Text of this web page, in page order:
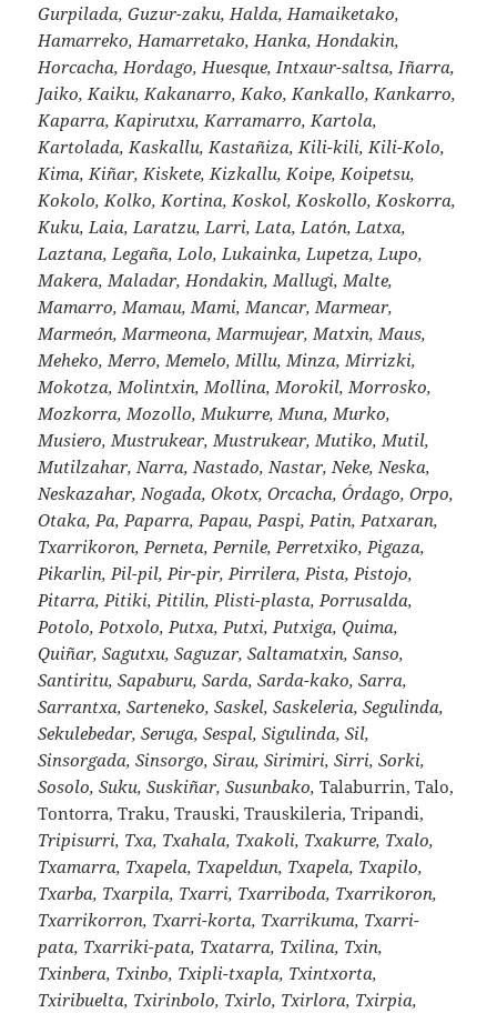
Gurpilada, Guzur-zaku, Halda, Hamaiketako,
Hamarreko, Hamarretako, Hanka, Hondakin,
Horcacha, Hordago, Huesque, Intxaur-saltsa, Iñarra,
Jaiko, Kaiku, Kakanarro, Kako, Kankallo, Kankarro,
Kaparra, Kapirutxu, Karramarro, Kartola,
Kartolada, Kaskallu, Kastañiza, Kili-kili, Kili-Kolo,
Kima, Kiñar, Kiskete, Kizkallu, Koipe, Koipetsu,
Kokolo, Kolko, Kortina, Koskol, Koskollo, Koskorra,
Kuku, Laia, Laratzu, Larri, Lata, Latón, Latxa,
Laztana, Legaña, Lolo, Lukainka, Lupetza, Lupo,
Makera, Maladar, Hondakin, Mallugi, Malte,
Mamarro, Mamau, Mami, Mancar, Marmear,
Marmeón, Marmeona, Marmujear, Matxin, Maus,
Meheko, Merro, Memelo, Millu, Minza, Mirrizki,
Mokotza, Molintxin, Mollina, Morokil, Morrosko,
Mozkorra, Mozollo, Mukurre, Muna, Murko,
Musiero, Mustrukear, Mustrukear, Mutiko, Mutil,
Mutilzahar, Narra, Nastado, Nastar, Neke, Neska,
Neskazahar, Nogada, Okotx, Orcacha, Órdago, Orpo,
Otaka, Pa, Paparra, Papau, Paspi, Patin, Patxaran,
Txarrikoron, Perneta, Pernile, Perretxiko, Pigaza,
Pikarlin, Pil-pil, Pir-pir, Pirrilera, Pista, Pistojo,
Pitarra, Pitiki, Pitilin, Plisti-plasta, Porrusalda,
Potolo, Potxolo, Putxa, Putxi, Putxiga, Quima,
Quiñar, Sagutxu, Saguzar, Saltamatxin, Sanso,
Santiritu, Sapaburu, Sarda, Sarda-kako, Sarra,
Sarrantxa, Sarteneko, Saskel, Saskeleria, Segulinda,
Sekulebedar, Seruga, Sespal, Sigulinda, Sil,
Sinsorgada, Sinsorgo, Sirau, Sirimiri, Sirri, Sorki,
Sosolo, Suku, Suskiñar, Susunbako, Talaburrin, Talo,
Tontorra, Traku, Trauski, Trauskileria, Tripandi,
Tripisurri, Txa, Txahala, Txakoli, Txakurre, Txalo,
Txamarra, Txapela, Txapeldun, Txapela, Txapilo,
Txarba, Txarpila, Txarri, Txarriboda, Txarrikoron,
Txarrikorron, Txarri-korta, Txarrikuma, Txarri-
pata, Txarriki-pata, Txatarra, Txilina, Txin,
Txinbera, Txinbo, Txipli-txapla, Txintxorta,
Txiribuelta, Txirinbolo, Txirlo, Txirlora, Txirpia,